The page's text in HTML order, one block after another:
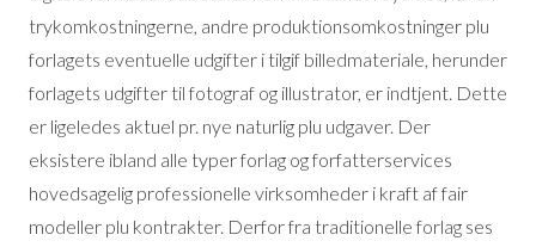
trykomkostningerne, andre produktionsomkostninger plu
forlagets eventuelle udgifter i tilgif billedmateriale, herunder
forlagets udgifter til fotograf og illustrator, er indtjent. Dette
er ligeledes aktuel pr. nye naturlig plu udgaver. Der
eksistere ibland alle typer forlag og forfatterservices
hovedsagelig professionelle virksomheder i kraft af fair
modeller plu kontrakter. Derfor fra traditionelle forlag ses